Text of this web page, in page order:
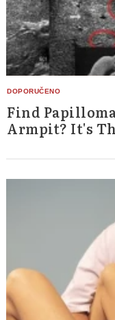
Find
Armpit? It's